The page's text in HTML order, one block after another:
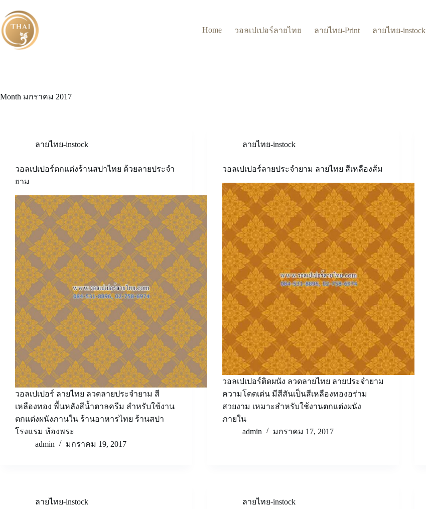
content
Home
วอลเปเปอร์ลายไทย ลายไทย-Print ลายไทย-instock
Month มกราคม 2017
ลายไทย-instock
วอลเปเปอร์ตกแต่งร้านสปาไทย ด้วยลายประจำ
ยาม
วอลเปเปอร์ ลายไทย ลวดลายประจำยาม สี
เหลืองทอง พื้นหลังสีน้ำตาลครีม สำหรับใช้งาน
ตกแต่งผนังภานใน ร้านอาหารไทย ร้านสปา
โรงแรม ห้องพระ
admin
มกราคม 19, 2017
ลายไทย-instock
วอลเปเปอร์ลายประจำยาม ลายไทย สีเหลืองส้ม
วอลเปเปอร์ติดผนัง ลวดลายไทย ลายประจำยาม
ความโดดเด่น มีสีสันเป็นสีเหลืองทองอร่าม
สวยงาม เหมาะสำหรับใช้งานตกแต่งผนัง
ภายใน
admin
มกราคม 17, 2017
ลายไทย-instock ลายไทย-instock